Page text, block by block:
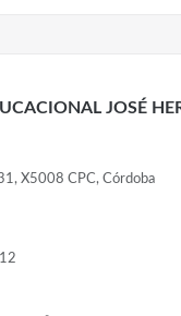
JOSÉ
X5008 CPC, Córdoba